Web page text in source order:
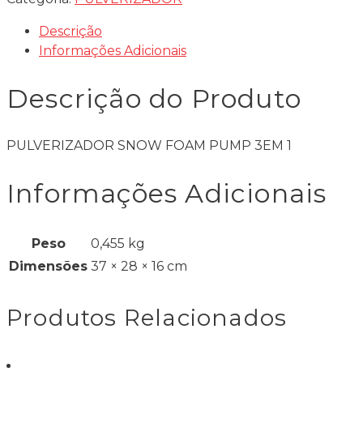
Descrição
Informações Adicionais
Descrição do Produto
PULVERIZADOR SNOW FOAM PUMP 3EM 1
Informações Adicionais
Peso
0,455 kg
Dimensões 37 × 28 × 16 cm
Produtos Relacionados